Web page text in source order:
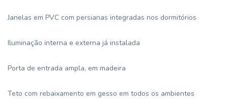
Janelas em PVC com persianas integradas nos dormitórios
Iluminação interna e externa já instalada
Porta de entrada ampla, em madeira
Teto com rebaixamento em gesso em todos os ambientes